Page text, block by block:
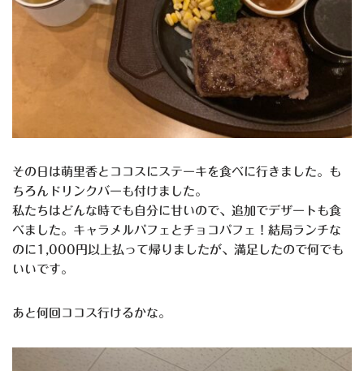
その日は萌里香とココスにステーキを食べに行きました。も
ちろんドリンクバーも付けました。
私たちはどんな時でも自分に甘いので、追加でデザートも食
べました。キャラメルパフェとチョコパフェ！結局ランチな
のに1,000円以上払って帰りましたが、満足したので何でも
いいです。
あと何回ココス行けるかな。